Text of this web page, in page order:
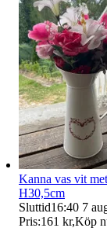
Kanna vas vit
H30,5cm
Sluttid16:40 7
Pris:161 kr,Köp